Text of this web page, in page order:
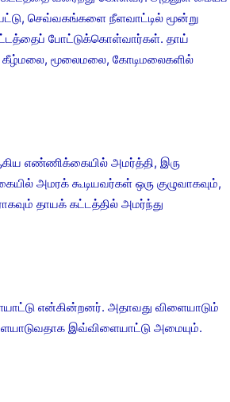
செவ்வகங்களை நீளவாட்டில் மூன்று
போட்டுக்கொள்வார்கள். தாய்
கீழ்மலை, மூலைமலை, கோடிமலைகளில்
எண்ணிக்கையில் அமர்த்தி, இரு
அமரக் கூடியவர்கள் ஒரு குழுவாகவும்,
தாயக் கட்டத்தில் அமர்ந்து
என்கின்றனர். அதாவது விளையாடும்
இவ்விளையாட்டு அமையும்.